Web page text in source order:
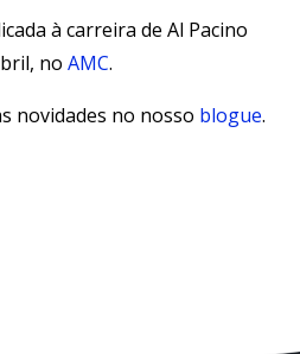
à carreira de Al Pacino
noAMC.
novidades no nosso blogue.